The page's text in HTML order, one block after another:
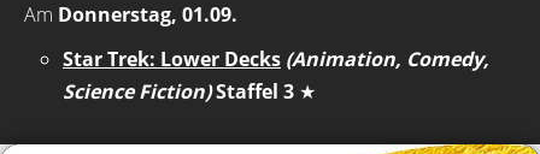
Am Donnerstag, 01.09.
Star Trek: Lower Decks (Animation, Comedy,
Science Fiction)Staffel 3 ★